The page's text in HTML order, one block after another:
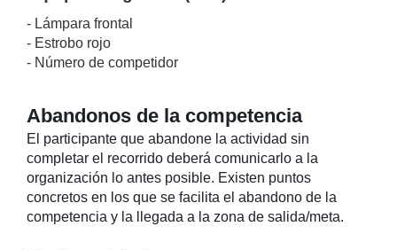
- Lámpara frontal
- Estrobo rojo
- Número de competidor
Abandonos de la competencia
El participante que abandone la actividad sin
completar el recorrido deberá comunicarlo a la
organización lo antes posible. Existen puntos
concretos en los que se facilita el abandono de la
competencia y la llegada a la zona de salida/meta.